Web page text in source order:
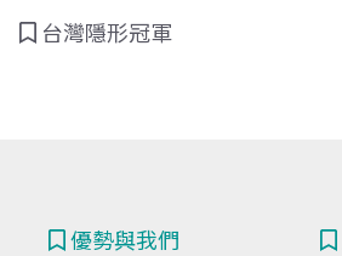
台灣隱形冠軍
優勢與我們